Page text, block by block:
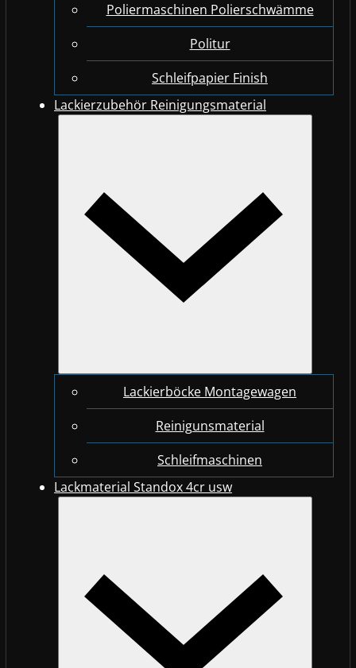
Poliermaschinen Polierschwämme
Politur
Schleifpapier Finish
Lackierzubehör Reinigungsmaterial
Lackierböcke Montagewagen
Reinigunsmaterial
Schleifmaschinen
Lackmaterial Standox 4cr usw